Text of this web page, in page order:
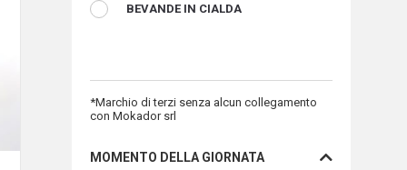
BEVANDE IN CIALDA
*Marchio di terzi senza alcun collegamento
con Mokador srl
MOMENTO DELLA GIORNATA